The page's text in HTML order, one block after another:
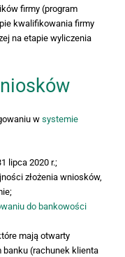
firmy (program
kwalifikowania firmy
na etapie wyliczenia
w systemie
lipca 2020 r.;
złożenia wniosków,
do bankowości
mają otwarty
banku (rachunek klienta